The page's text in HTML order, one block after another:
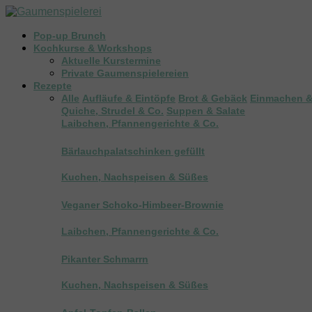
Pop-up Brunch
Kochkurse & Workshops
Aktuelle Kurstermine
Private Gaumenspielereien
Rezepte
Alle Aufläufe & Eintöpfe Brot & Gebäck Einmachen
Quiche, Strudel & Co. Suppen & Salate
Laibchen, Pfannengerichte & Co.
Bärlauchpalatschinken gefüllt
Kuchen, Nachspeisen & Süßes
Veganer Schoko-Himbeer-Brownie
Laibchen, Pfannengerichte & Co.
Pikanter Schmarrn
Kuchen, Nachspeisen & Süßes